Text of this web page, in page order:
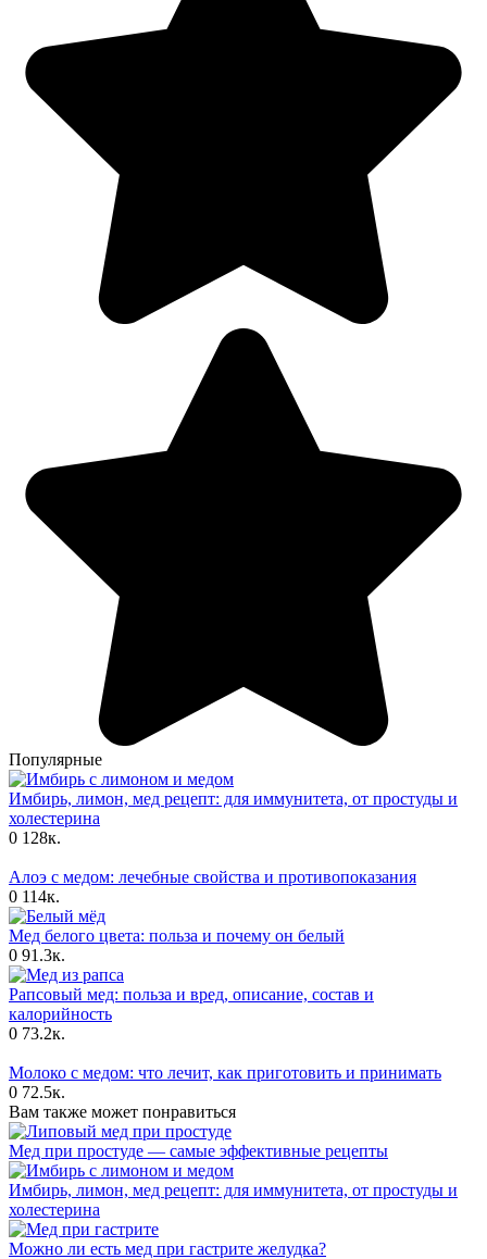
Популярные
Имбирь, лимон, мед рецепт: для иммунитета, от простуды и
холестерина
0 128к.
Алоэ с медом: лечебные свойства и противопоказания
0 114к.
Мед белого цвета: польза и почему он белый
0 91.3к.
Рапсовый мед: польза и вред, описание, состав и
калорийность
0 73.2к.
Молоко с медом: что лечит, как приготовить и принимать
0 72.5к.
Вам также может понравиться
Мед при простуде — самые эффективные рецепты
Имбирь, лимон, мед рецепт: для иммунитета, от простуды и
холестерина
Можно ли есть мед при гастрите желудка?